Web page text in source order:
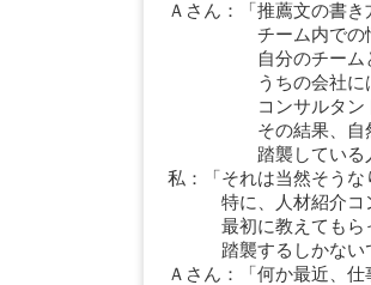
Ａさん：「推薦文の書
チーム内での情報
自分のチームとは
うちの会社には細
コンサルタント個
その結果、自然と
踏襲している人が
私：「それは当然そうな
特に、人材紹介コン
最初に教えてもらっ
踏襲するしかないで
Ａさん：「何か最近、